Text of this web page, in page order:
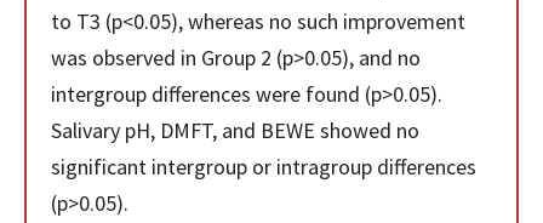
to T3 (p<0.05), whereas no such improvement
was observed in Group 2 (p>0.05), and no
intergroup differences were found (p>0.05).
Salivary pH, DMFT, and BEWE showed no
significant intergroup or intragroup differences
(p>0.05).